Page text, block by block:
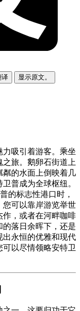
译 显示原文。
吸引着游客。乘坐
旅。鹅卵石街道上
粼的水面上倒映着几
普成为全球枢纽。
的标志性港口时，
您可以靠岸游览举世
作，或者在河畔咖啡
落日余晖下，还是
出永恒的优雅和现代
以尽情领略安特卫